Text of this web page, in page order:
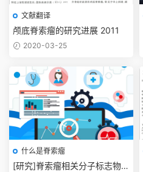
文献翻译
颅底脊索瘤的研究进展 2011
2020-03-25
什么是脊索瘤
[研究]脊索瘤相关分子标志物的